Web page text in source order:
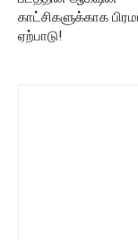
காட்சிகளுக்காக
ஏற்பாடு!